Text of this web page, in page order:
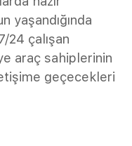
yaşandığında
24 çalışan
araç sahiplerinin
geçecekleri